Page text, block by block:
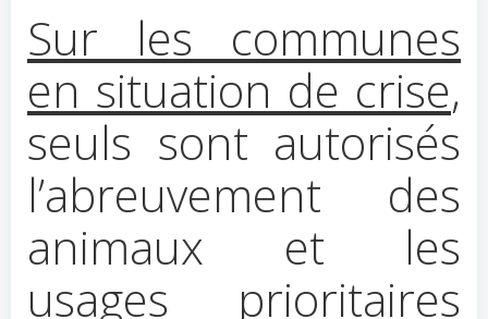
Sur les communes
en situation de crise,
seuls sont autorisés
l’abreuvement des
animaux et les
usages prioritaires